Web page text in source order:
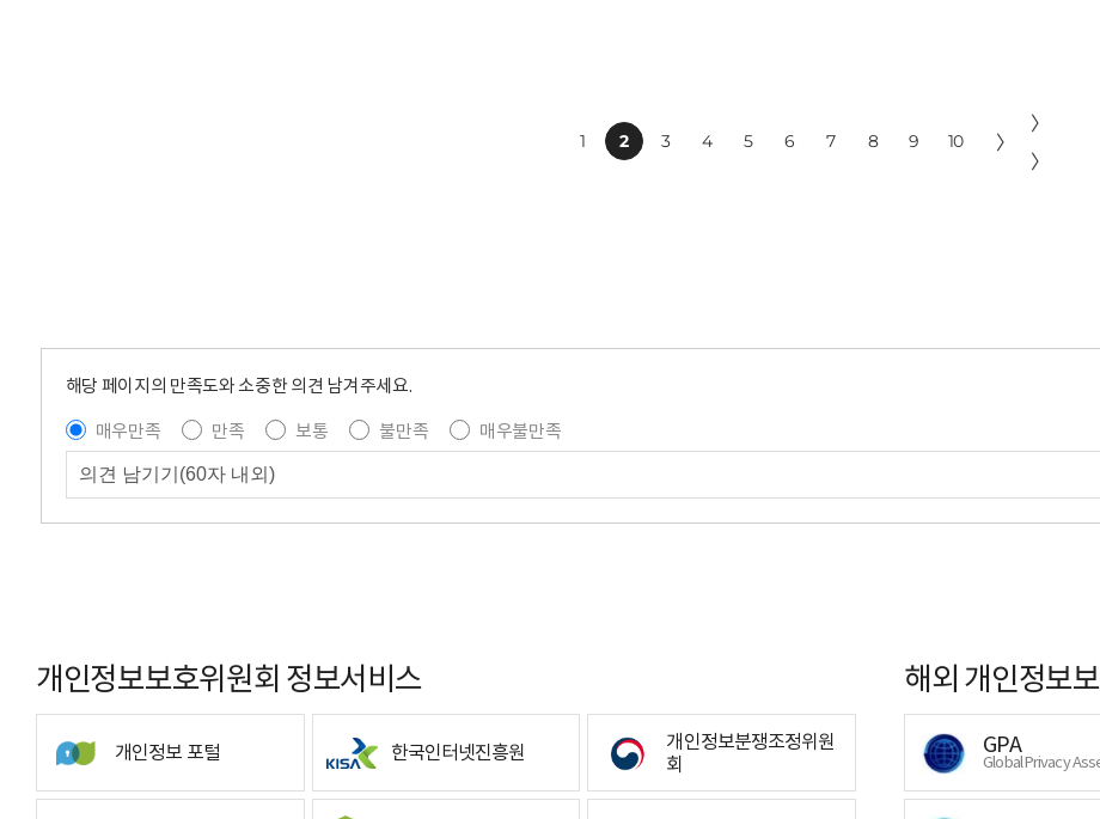
1 2 3 4 5 6 7 8 9 10 〉
〉
〉
해당 페이지의 만족도와 소중한 의견 남겨주세요.
매우만족
만족 보통 불만족
매우불만족
개인정보보호위원회 정보서비스
개인정보 포털 한국인터넷진흥원
개인정보분쟁조정위원
회
해외 개인정보
GPA
Global Privacy